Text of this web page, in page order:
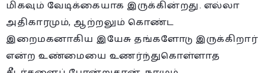
மிகவும் வேடிக்கையாக இருக்கின்றது. எல்லா
அதிகாரமும், ஆற்றலும் கொண்ட
இறைமகனாகிய இயேசு தங்களோடு இருக்கிறார்
என்ற உண்மையை உணர்ந்துகொள்ளாத